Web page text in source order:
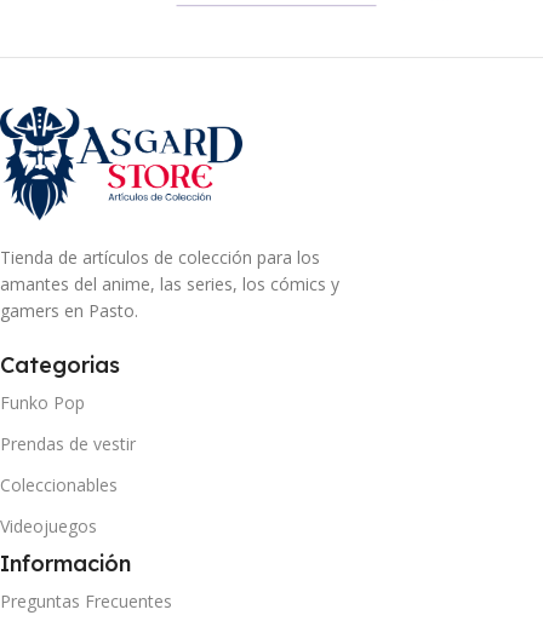
Tienda de artículos de colección para los
amantes del anime, las series, los cómics y
gamers en Pasto.
Categorias
Funko Pop
Prendas de vestir
Coleccionables
Videojuegos
Información
Preguntas Frecuentes